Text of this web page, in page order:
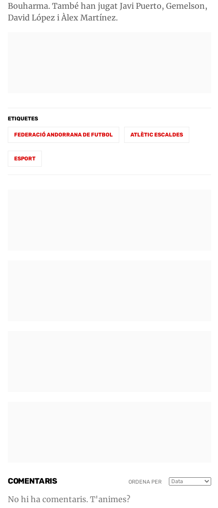
Bouharma. També han jugat Javi Puerto, Gemelson,
David López i Àlex Martínez.
ETIQUETES
FEDERACIÓ ANDORRANA DE FUTBOL ATLÈTIC ESCALDES
ESPORT
COMENTARIS ORDENA PER
No hi ha comentaris. T'animes?